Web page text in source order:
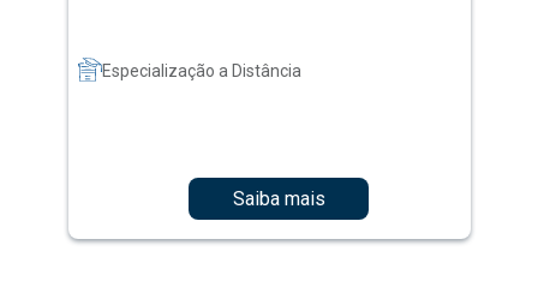
Especialização a Distância
Saiba mais